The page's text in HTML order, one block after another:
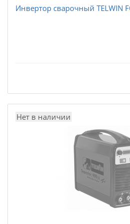
Инвертор сварочный TELWIN
Нет в наличии